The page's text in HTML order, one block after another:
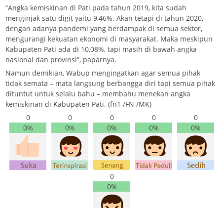
“Angka kemiskinan di Pati pada tahun 2019, kita sudah
menginjak satu digit yaitu 9,46%. Akan tetapi di tahun 2020,
dengan adanya pandemi yang berdampak di semua sektor,
mengurangi kekuatan ekonomi di masyarakat. Maka meskipun
Kabupaten Pati ada di 10,08%, tapi masih di bawah angka
nasional dan provinsi”, paparnya.
Namun demikian, Wabup mengingatkan agar semua pihak
tidak semata – mata langsung berbangga diri tapi semua pihak
dituntut untuk selalu bahu – membahu menekan angka
kemiskinan di Kabupaten Pati. (fn1 /FN /MK)
0
0%
0
0%
0
0%
0
0%
0
0%
0
0%